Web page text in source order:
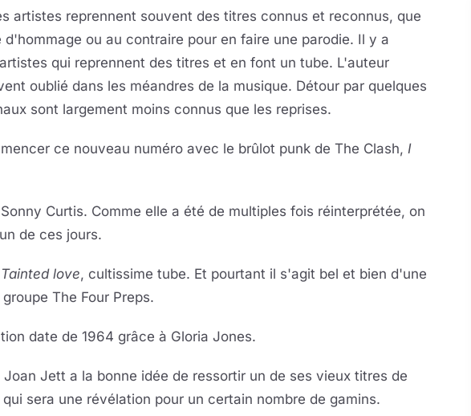
artistes reprennent souvent des titres connus et reconnus, que
d'hommage ou au contraire pour en faire une parodie. Il y a
qui reprennent des titres et en font un tube. L'auteur
oublié dans les méandres de la musique. Détour par quelques
sont largement moins connus que les reprises.
ce nouveau numéro avec le brûlot punk de The Clash, I
Curtis. Comme elle a été de multiples fois réinterprétée, on
de ces jours.
Tainted love, cultissime tube. Et pourtant il s'agit bel et bien d'une
The Four Preps.
date de 1964 grâce à Gloria Jones.
Jett a la bonne idée de ressortir un de ses vieux titres de
qui sera une révélation pour un certain nombre de gamins.